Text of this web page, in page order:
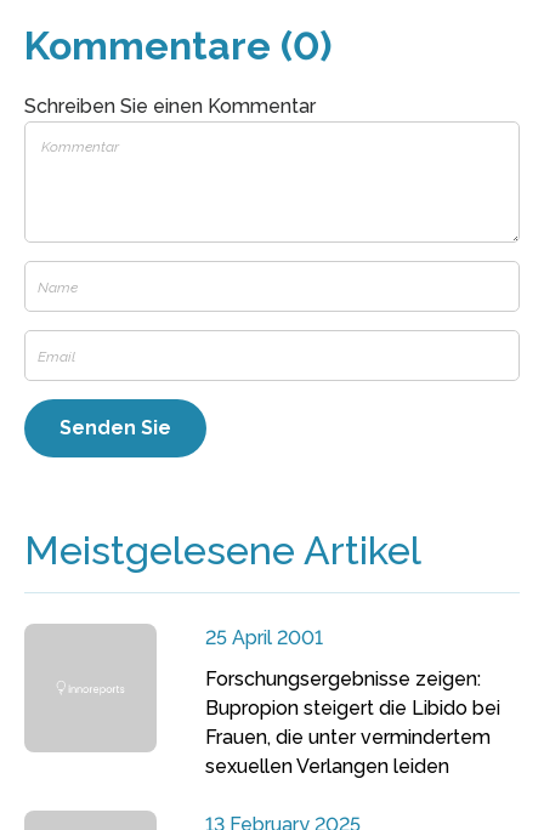
Kommentare (0)
Schreiben Sie einen Kommentar
Meistgelesene Artikel
25 April 2001
Forschungsergebnisse zeigen:
Bupropion steigert die Libido bei
Frauen, die unter vermindertem
sexuellen Verlangen leiden
13 February 2025